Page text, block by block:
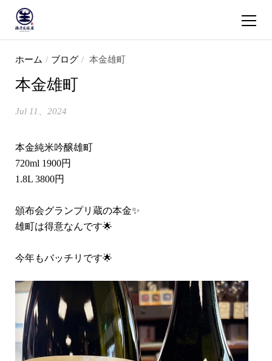
ショッピ
ホーム / ブログ / 本金雄町
本金雄町
Jul 11、2024
本金純米吟醸雄町
720ml 1900円
1.8L 3800円
頒布会グランプリ蔵の本金✨
雄町は得意なんです🌟
今年もバッチリです🌟